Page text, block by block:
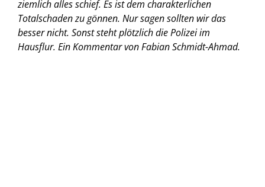
ziemlich alles schief. Es ist dem charakterlichen
Totalschaden zu gönnen. Nur sagen sollten wir das
besser nicht. Sonst steht plötzlich die Polizei im
Hausflur. Ein Kommentar von Fabian Schmidt-Ahmad.